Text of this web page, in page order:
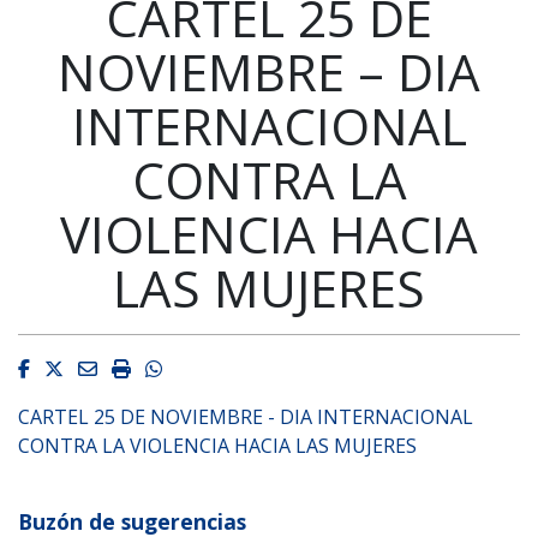
CARTEL 25 DE
NOVIEMBRE – DIA
INTERNACIONAL
CONTRA LA
VIOLENCIA HACIA
LAS MUJERES
Facebook
Twitter
EmailImprimirWhatsapp
CARTEL 25 DE NOVIEMBRE - DIA INTERNACIONAL
CONTRA LA VIOLENCIA HACIA LAS MUJERES
Buzón de sugerencias